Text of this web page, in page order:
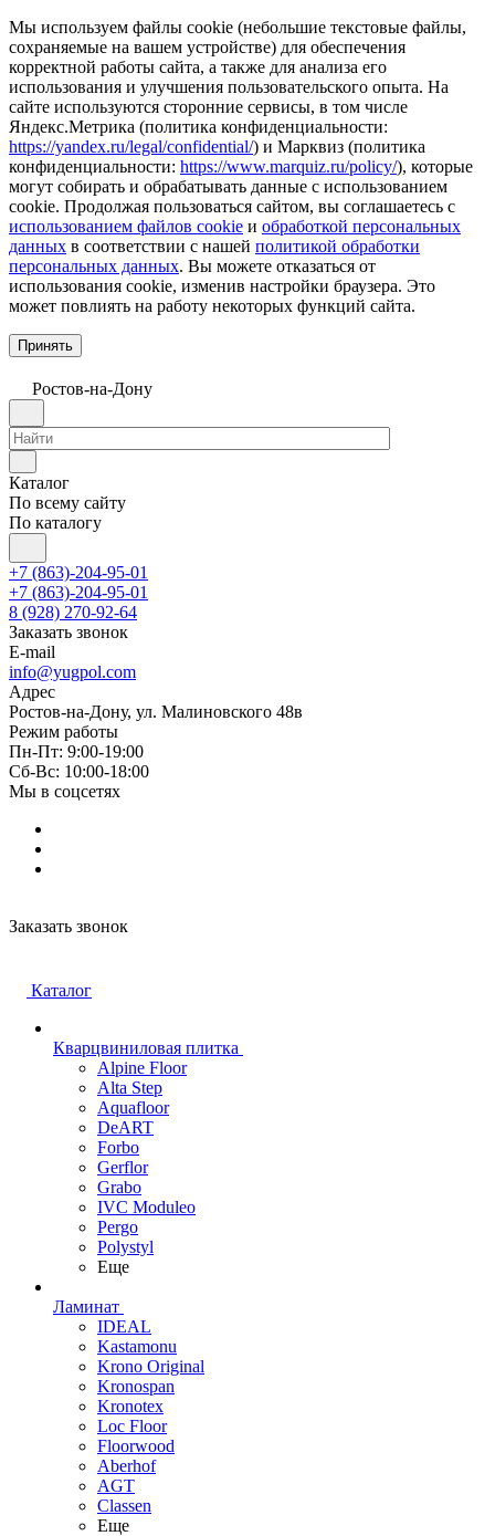
Мы используем файлы cookie (небольшие текстовые файлы,
сохраняемые на вашем устройстве) для обеспечения
корректной работы сайта, а также для анализа его
использования и улучшения пользовательского опыта. На
сайте используются сторонние сервисы, в том числе
Яндекс.Метрика (политика конфиденциальности:
https://yandex.ru/legal/confidential/) и Марквиз (политика
конфиденциальности: https://www.marquiz.ru/policy/), которые
могут собирать и обрабатывать данные с использованием
cookie. Продолжая пользоваться сайтом, вы соглашаетесь с
использованием файлов cookie и обработкой персональных
данных в соответствии с нашей политикой обработки
персональных данных. Вы можете отказаться от
использования cookie, изменив настройки браузера. Это
может повлиять на работу некоторых функций сайта.
Принять
Ростов-на-Дону
Каталог
По всему сайту
По каталогу
+7 (863)-204-95-01
+7 (863)-204-95-01
8 (928) 270-92-64
Заказать звонок
E-mail
info@yugpol.com
Адрес
Ростов-на-Дону, ул. Малиновского 48в
Режим работы
Пн-Пт: 9:00-19:00
Cб-Вс: 10:00-18:00
Мы в соцсетях
Заказать звонок
Каталог
Кварцвиниловая плитка
Alpine Floor
Alta Step
Aquafloor
DeART
Forbo
Gerflor
Grabo
IVC Moduleo
Pergo
Polystyl
Еще
Ламинат
IDEAL
Kastamonu
Krono Original
Kronospan
Kronotex
Loc Floor
Floorwood
Aberhof
AGT
Classen
Еще